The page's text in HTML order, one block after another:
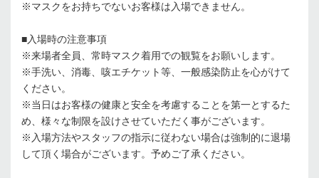
※マスクをお持ちでないお客様は入場できません。
■入場時の注意事項
※来場者全員、常時マスク着用での観覧をお願いします。
※手洗い、消毒、咳エチケット等、一般感染防止を心がけて
ください。
※当日はお客様の健康と安全を考慮することを第一とするた
め、様々な制限を設けさせていただく事がございます。
※入場方法やスタッフの指示に従わない場合は強制的に退場
して頂く場合がございます。予めご了承ください。